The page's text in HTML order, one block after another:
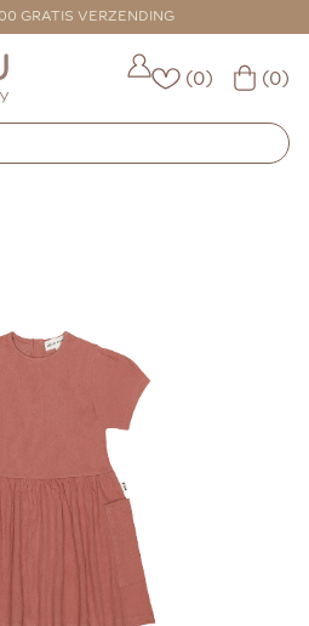
GRATIS VERZENDING
= VANDAAG VERZONDEN
(0) (0)